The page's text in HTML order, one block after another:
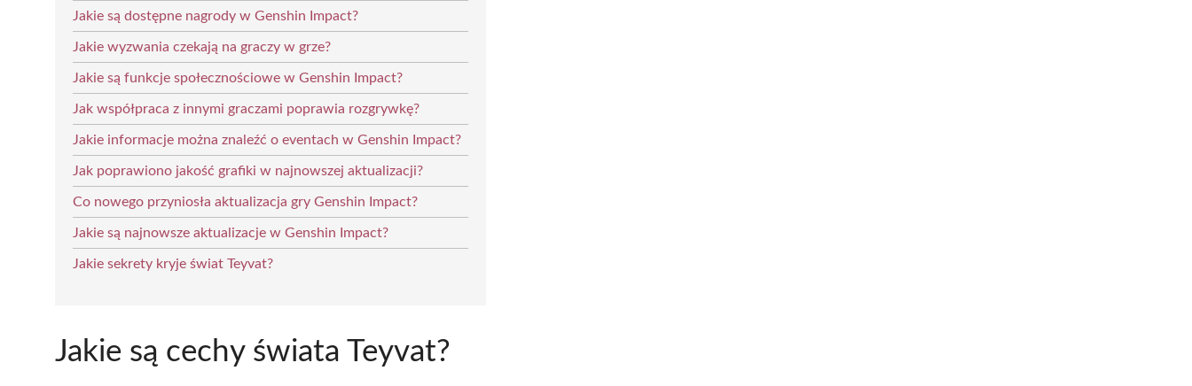
Jakie są dostępne nagrody w Genshin Impact?
Jakie wyzwania czekają na graczy w grze?
Jakie są funkcje społecznościowe w Genshin Impact?
Jak współpraca z innymi graczami poprawia rozgrywkę?
Jakie informacje można znaleźć o eventach w Genshin Impact?
Jak poprawiono jakość grafiki w najnowszej aktualizacji?
Co nowego przyniosła aktualizacja gry Genshin Impact?
Jakie są najnowsze aktualizacje w Genshin Impact?
Jakie sekrety kryje świat Teyvat?
Jakie są cechy świata Teyvat?